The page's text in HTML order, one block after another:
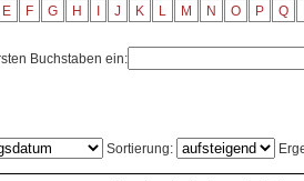
E F G H J K L M N O P Q
Buchstaben ein:
Sortierung: